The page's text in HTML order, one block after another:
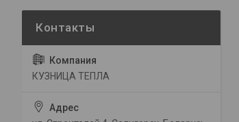
КУЗНИЦА ТЕПЛА